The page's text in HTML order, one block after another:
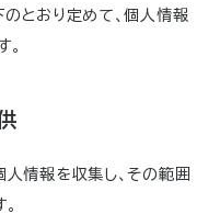
とおり定めて、個人情報
情報を収集し、その範囲